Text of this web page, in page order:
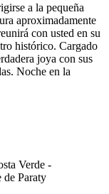
a la pequeña
aproximadamente
con usted en su
histórico. Cargado
joya con sus
Noche en la